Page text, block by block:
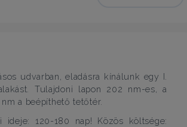
udvarban, eladásra kínálunk egy I.
Tulajdoni lapon 202 nm-es, a
a beépíthető tetőtér.
120-180 nap! Közös költsége: